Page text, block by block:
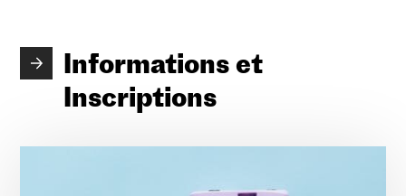
Informations et
Inscriptions